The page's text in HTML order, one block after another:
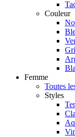
Couleur
Femme
Toutes
Styles